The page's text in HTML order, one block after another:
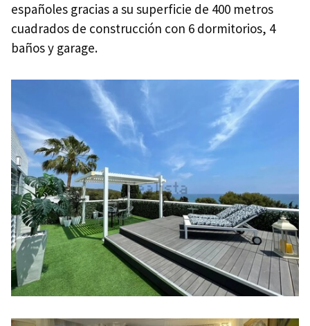
españoles gracias a su superficie de 400 metros
cuadrados de construcción con 6 dormitorios, 4
baños y garage.